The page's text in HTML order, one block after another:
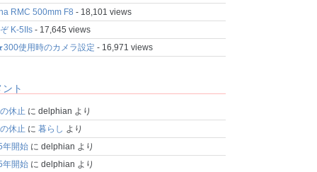
RMC 500mm F8 - 18,101 views
K-5IIs- 17,645 views
使用時のカメラ設定 - 16,971 views
ト
休止 に delphian より
休止 に 暮らし より
年開始に delphian より
年開始に delphian より